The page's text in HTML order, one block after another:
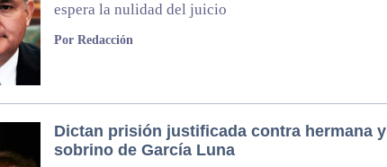
espera la nulidad del juicio
Por Redacción
Dictan prisión justificada contra hermana y
sobrino de García Luna